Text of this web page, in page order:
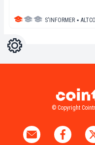
S'INFORMER ▪
Réglages
© Copyright